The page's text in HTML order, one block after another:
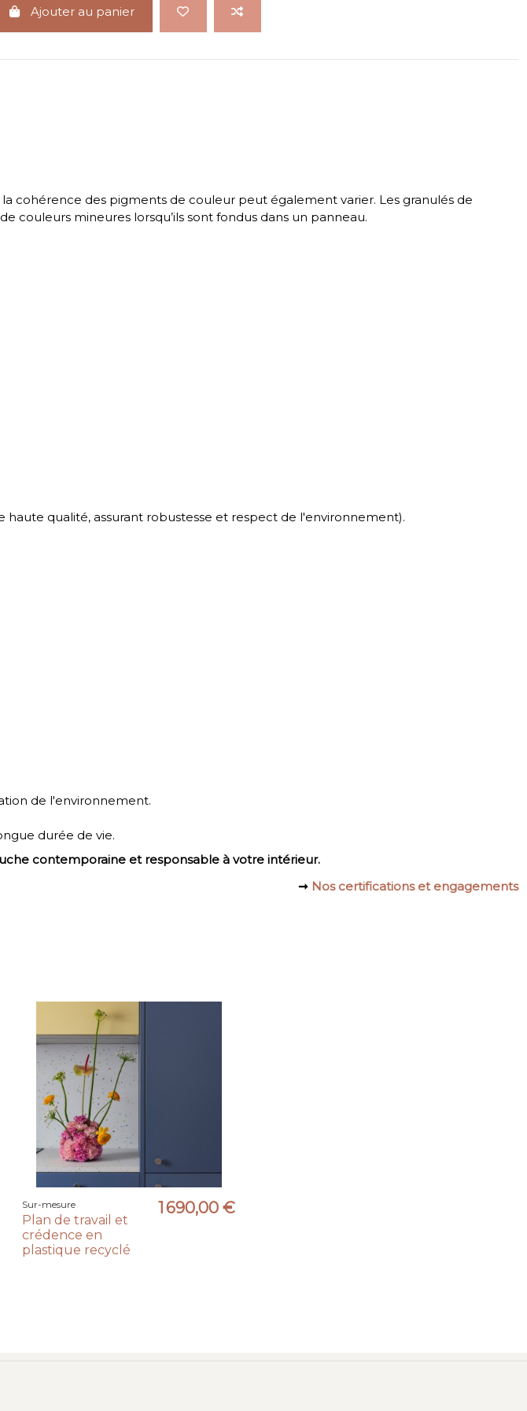
Ajouter au panier
cohérence des pigments de couleur peut également varier. Les granulés de
couleurs mineures lorsqu’ils sont fondus dans un panneau.
haute qualité, assurant robustesse et respect de l'environnement).
de l'environnement.
durée de vie.
contemporaine et responsable à votre intérieur.
➞ Nos certifications et engagements
Sur-mesure
Plan de travail et
crédence en
plastique recyclé
1 690,00 €